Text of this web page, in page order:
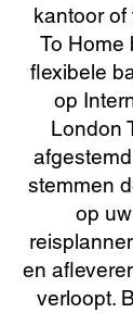
kantoor of
To Home
flexibele
op
London
stemmen
op
en
verloopt.